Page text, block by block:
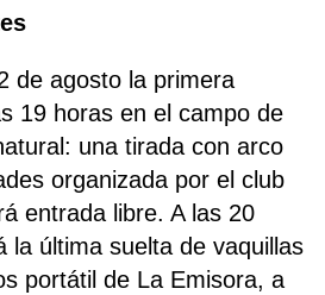
de agosto la primera
19 horas en el campo de
una tirada con arco
organizada por el club
entrada libre. A las 20
la última suelta de vaquillas
portátil de La Emisora, a